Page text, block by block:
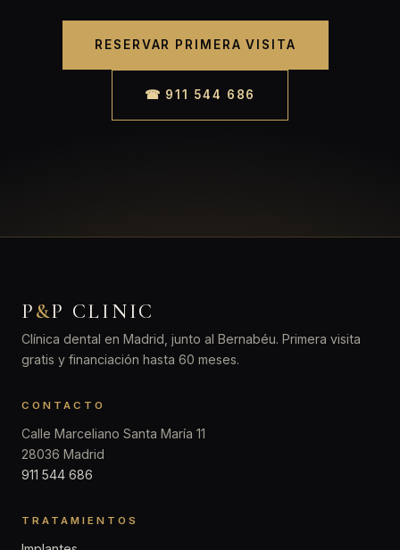
RESERVAR PRIMERA VISITA
☎ 911 544 686
P&P CLINIC
Clínica dental en Madrid, junto al Bernabéu. Primera visita
gratis y financiación hasta 60 meses.
CONTACTO
Calle Marceliano Santa María 11
28036 Madrid
911 544 686
TRATAMIENTOS